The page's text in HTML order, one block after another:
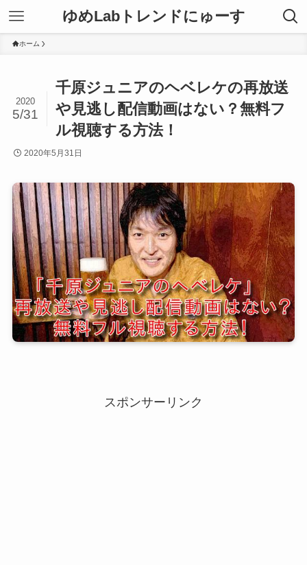
ゆめLabトレンドにゅーす
ホーム
千原ジュニアのヘベレケの再放送
や見逃し配信動画はない？無料フ
ル視聴する方法！
2020
5/31
2020年5月31日
スポンサーリンク